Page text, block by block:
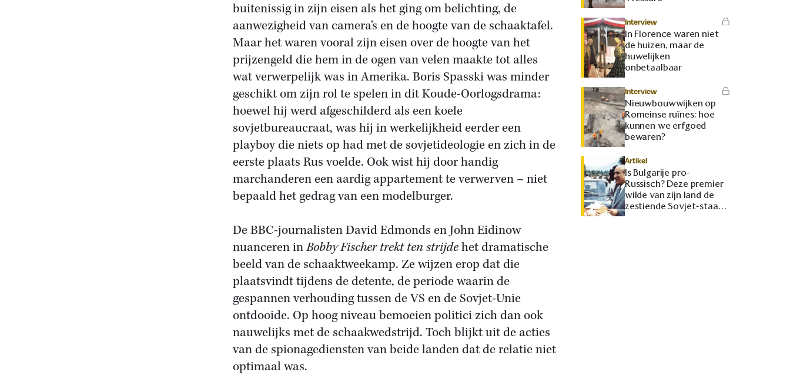
buitenissig in zijn eisen als het ging om belichting, de
aanwezigheid van camera’s en de hoogte van de schaaktafel.
Maar het waren vooral zijn eisen over de hoogte van het
prijzengeld die hem in de ogen van velen maakte tot alles
wat verwerpelijk was in Amerika. Boris Spasski was minder
geschikt om zijn rol te spelen in dit Koude-Oorlogsdrama:
hoewel hij werd afgeschilderd als een koele
sovjetbureaucraat, was hij in werkelijkheid eerder een
playboy die niets op had met de sovjetideologie en zich in de
eerste plaats Rus voelde. Ook wist hij door handig
marchanderen een aardig appartement te verwerven – niet
bepaald het gedrag van een modelburger.
De BBC-journalisten David Edmonds en John Eidinow
nuanceren inBobby Fischer trekt ten strijdehet dramatische
beeld van de schaaktweekamp. Ze wijzen erop dat die
plaatsvindt tijdens de detente, de periode waarin de
gespannen verhouding tussen de VS en de Sovjet-Unie
ontdooide. Op hoog niveau bemoeien politici zich dan ook
nauwelijks met de schaakwedstrijd. Toch blijkt uit de acties
van de spionagediensten van beide landen dat de relatie niet
optimaal was.
Interview
In Florence waren niet
de huizen, maar de
huwelijken
onbetaalbaar
Interview
Nieuwbouwwijken op
Romeinse ruïnes: hoe
kunnen we erfgoed
bewaren?
Artikel
Is Bulgarije pro-
Russisch? Deze premier
wilde van zijn land de
zestiende Sovjet-staat
maken